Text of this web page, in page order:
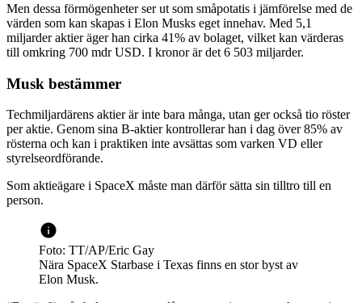
Men dessa förmögenheter ser ut som småpotatis i jämförelse med de
värden som kan skapas i Elon Musks eget innehav. Med 5,1
miljarder aktier äger han cirka 41% av bolaget, vilket kan värderas
till omkring 700 mdr USD. I kronor är det 6 503 miljarder.
Musk bestämmer
Techmiljardärens aktier är inte bara många, utan ger också tio röster
per aktie. Genom sina B-aktier kontrollerar han i dag över 85% av
rösterna och kan i praktiken inte avsättas som varken VD eller
styrelseordförande.
Som aktieägare i SpaceX måste man därför sätta sin tilltro till en
person.
Foto: TT/AP/Eric Gay
Nära SpaceX Starbase i Texas finns en stor byst av
Elon Musk.